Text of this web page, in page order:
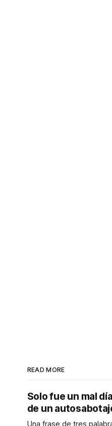
READ MORE
Solo fue un mal
de un
Una frase de tres